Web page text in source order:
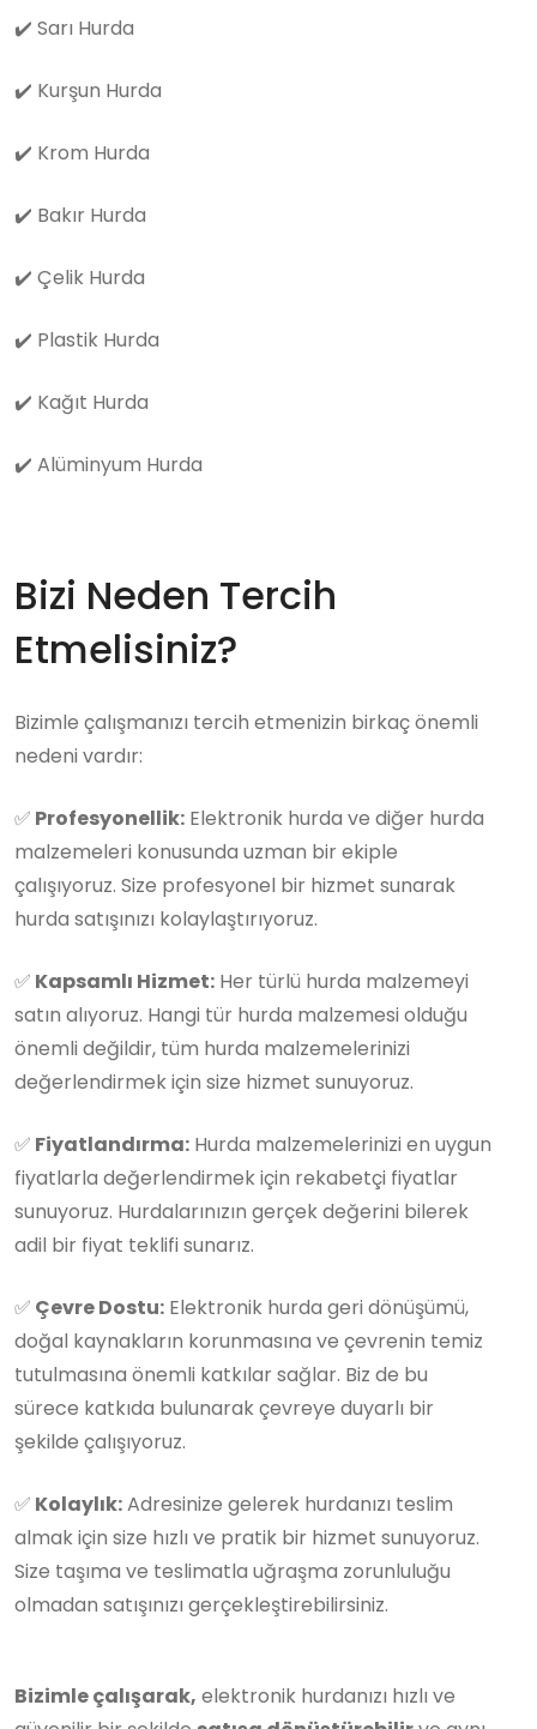
✔️ Sarı Hurda
✔️ Kurşun Hurda
✔️ Krom Hurda
✔️ Bakır Hurda
✔️ Çelik Hurda
✔️ Plastik Hurda
✔️ Kağıt Hurda
✔️ Alüminyum Hurda
Bizi Neden Tercih
Etmelisiniz?
Bizimle çalışmanızı tercih etmenizin birkaç önemli
nedeni vardır:
✅ Profesyonellik: Elektronik hurda ve diğer hurda
malzemeleri konusunda uzman bir ekiple
çalışıyoruz. Size profesyonel bir hizmet sunarak
hurda satışınızı kolaylaştırıyoruz.
✅ Kapsamlı Hizmet: Her türlü hurda malzemeyi
satın alıyoruz. Hangi tür hurda malzemesi olduğu
önemli değildir, tüm hurda malzemelerinizi
değerlendirmek için size hizmet sunuyoruz.
✅ Fiyatlandırma: Hurda malzemelerinizi en uygun
fiyatlarla değerlendirmek için rekabetçi fiyatlar
sunuyoruz. Hurdalarınızın gerçek değerini bilerek
adil bir fiyat teklifi sunarız.
✅ Çevre Dostu: Elektronik hurda geri dönüşümü,
doğal kaynakların korunmasına ve çevrenin temiz
tutulmasına önemli katkılar sağlar. Biz de bu
sürece katkıda bulunarak çevreye duyarlı bir
şekilde çalışıyoruz.
✅ Kolaylık:Adresinize gelerek hurdanızı teslim
almak için size hızlı ve pratik bir hizmet sunuyoruz.
Size taşıma ve teslimatla uğraşma zorunluluğu
olmadan satışınızı gerçekleştirebilirsiniz.
Bizimle çalışarak, elektronik hurdanızı hızlı ve